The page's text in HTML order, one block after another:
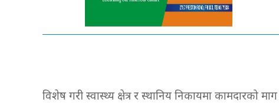
विशेष गरी स्वास्थ्य क्षेत्र र स्थानिय निकायमा कामदारको